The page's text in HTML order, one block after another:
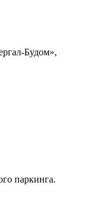
Будом»,
паркинга.